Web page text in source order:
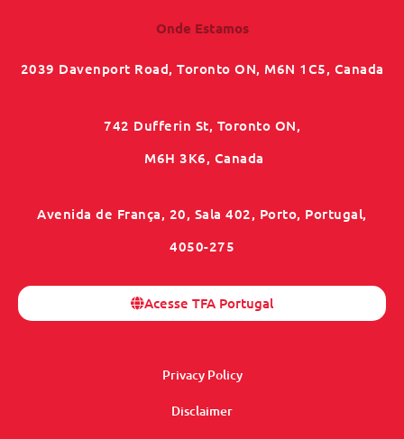
Onde Estamos
2039 Davenport Road, Toronto ON, M6N 1C5, Canada
742 Dufferin St, Toronto ON,
M6H 3K6, Canada
Avenida de França, 20, Sala 402, Porto, Portugal,
4050-275
Acesse TFA Portugal
Privacy Policy
Disclaimer